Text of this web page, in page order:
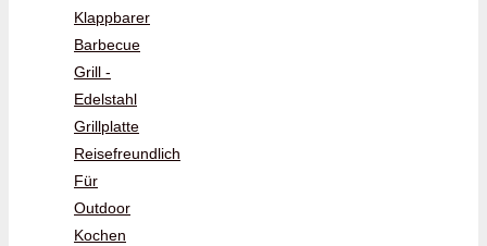
Klappbarer
Barbecue
Grill -
Edelstahl
Grillplatte
Reisefreundlich
Für
Outdoor
Kochen